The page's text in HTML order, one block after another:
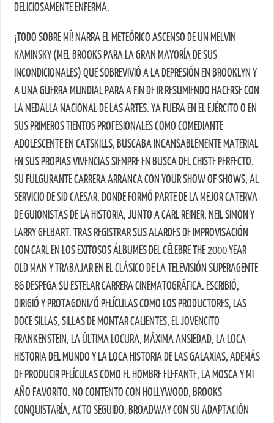
DELICIOSAMENTE ENFERMA.
¡TODO SOBRE MÍ! NARRA EL METEÓRICO ASCENSO DE UN MELVIN
KAMINSKY (MEL BROOKS PARA LA GRAN MAYORÍA DE SUS
INCONDICIONALES) QUE SOBREVIVIÓ A LA DEPRESIÓN EN BROOKLYN Y
A UNA GUERRA MUNDIAL PARA A FIN DE IR RESUMIENDO HACERSE CON
LA MEDALLA NACIONAL DE LAS ARTES. YA FUERA EN EL EJÉRCITO O EN
SUS PRIMEROS TIENTOS PROFESIONALES COMO COMEDIANTE
ADOLESCENTE EN CATSKILLS, BUSCABA INCANSABLEMENTE MATERIAL
EN SUS PROPIAS VIVENCIAS SIEMPRE EN BUSCA DEL CHISTE PERFECTO.
SU FULGURANTE CARRERA ARRANCA CON YOUR SHOW OF SHOWS, AL
SERVICIO DE SID CAESAR, DONDE FORMÓ PARTE DE LA MEJOR CATERVA
DE GUIONISTAS DE LA HISTORIA, JUNTO A CARL REINER, NEIL SIMON Y
LARRY GELBART. TRAS REGISTRAR SUS ALARDES DE IMPROVISACIÓN
CON CARL EN LOS EXITOSOS ÁLBUMES DEL CÉLEBRE THE 2000 YEAR
OLD MAN Y TRABAJAR EN EL CLÁSICO DE LA TELEVISIÓN SUPERAGENTE
86 DESPEGA SU ESTELAR CARRERA CINEMATOGRÁFICA. ESCRIBIÓ,
DIRIGIÓ Y PROTAGONIZÓ PELÍCULAS COMO LOS PRODUCTORES, LAS
DOCE SILLAS, SILLAS DE MONTAR CALIENTES, EL JOVENCITO
FRANKENSTEIN, LA ÚLTIMA LOCURA, MÁXIMA ANSIEDAD, LA LOCA
HISTORIA DEL MUNDO Y LA LOCA HISTORIA DE LAS GALAXIAS, ADEMÁS
DE PRODUCIR PELÍCULAS COMO EL HOMBRE ELEFANTE, LA MOSCA Y MI
AÑO FAVORITO. NO CONTENTO CON HOLLYWOOD, BROOKS
CONQUISTARÍA, ACTO SEGUIDO, BROADWAY CON SU ADAPTACIÓN